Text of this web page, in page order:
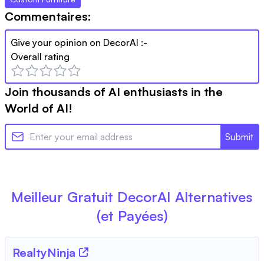
Commentaires:
Give your opinion on DecorAI :-
Overall rating
Join thousands of AI enthusiasts in the
World of AI!
Submit
Meilleur Gratuit DecorAI Alternatives
(et Payées)
RealtyNinja